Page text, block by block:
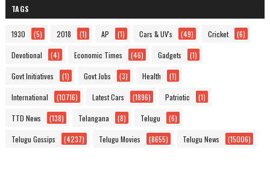
TAGS
1930 (5) 2018 (1) AP (1) Cars & UV's (49) Cricket (6)
Devotional (4) Economic Times (46) Gadgets (1)
Govt Initiatives (1) Govt Jobs (3) Health (1)
International (10716) Latest Cars (1896) Patriotic (1)
TTD News (138) Telangana (8) Telugu (6)
Telugu Gossips (4237) Telugu Movies (8655) Telugu News (15006)